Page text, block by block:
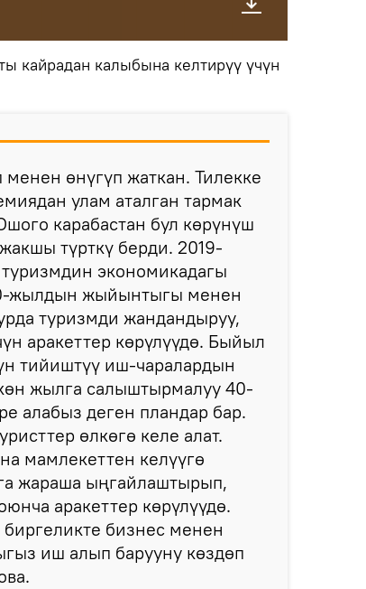
кайрадан калыбына келтирүү үчүн
өнүгүп жаткан. Тилекке
улам аталган тармак
карабастан бул көрүнүш
түрткү берди. 2019-
экономикадагы
жылдын жыйынтыгы менен
туризмди жандандыруу,
аракеттер көрүлүүдө. Быйыл
тийиштүү иш-чаралардын
жылга салыштырмалуу 40-
алабыз деген пландар бар.
өлкөгө келе алат.
мамлекеттен келүүгө
жараша ыңгайлаштырып,
аракеттер көрүлүүдө.
бизнес менен
иш алып барууну көздөп